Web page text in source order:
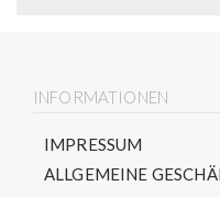
INFORMATIONEN
IMPRESSUM
ALLGEMEINE